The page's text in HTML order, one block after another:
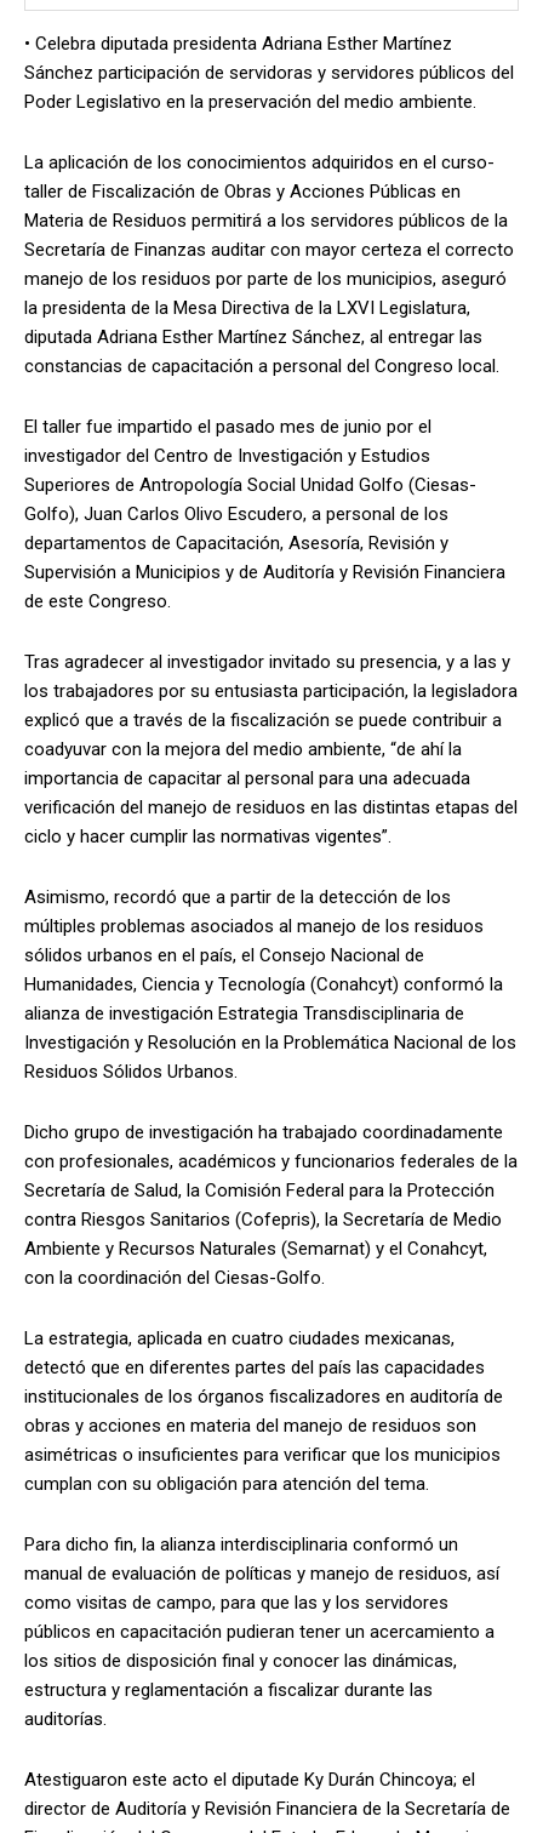
• Celebra diputada presidenta Adriana Esther Martínez
Sánchez participación de servidoras y servidores públicos del
Poder Legislativo en la preservación del medio ambiente.
La aplicación de los conocimientos adquiridos en el curso-
taller de Fiscalización de Obras y Acciones Públicas en
Materia de Residuos permitirá a los servidores públicos de la
Secretaría de Finanzas auditar con mayor certeza el correcto
manejo de los residuos por parte de los municipios, aseguró
la presidenta de la Mesa Directiva de la LXVI Legislatura,
diputada Adriana Esther Martínez Sánchez, al entregar las
constancias de capacitación a personal del Congreso local.
El taller fue impartido el pasado mes de junio por el
investigador del Centro de Investigación y Estudios
Superiores de Antropología Social Unidad Golfo (Ciesas-
Golfo), Juan Carlos Olivo Escudero, a personal de los
departamentos de Capacitación, Asesoría, Revisión y
Supervisión a Municipios y de Auditoría y Revisión Financiera
de este Congreso.
Tras agradecer al investigador invitado su presencia, y a las y
los trabajadores por su entusiasta participación, la legisladora
explicó que a través de la fiscalización se puede contribuir a
coadyuvar con la mejora del medio ambiente, “de ahí la
importancia de capacitar al personal para una adecuada
verificación del manejo de residuos en las distintas etapas del
ciclo y hacer cumplir las normativas vigentes”.
Asimismo, recordó que a partir de la detección de los
múltiples problemas asociados al manejo de los residuos
sólidos urbanos en el país, el Consejo Nacional de
Humanidades, Ciencia y Tecnología (Conahcyt) conformó la
alianza de investigación Estrategia Transdisciplinaria de
Investigación y Resolución en la Problemática Nacional de los
Residuos Sólidos Urbanos.
Dicho grupo de investigación ha trabajado coordinadamente
con profesionales, académicos y funcionarios federales de la
Secretaría de Salud, la Comisión Federal para la Protección
contra Riesgos Sanitarios (Cofepris), la Secretaría de Medio
Ambiente y Recursos Naturales (Semarnat) y el Conahcyt,
con la coordinación del Ciesas-Golfo.
La estrategia, aplicada en cuatro ciudades mexicanas,
detectó que en diferentes partes del país las capacidades
institucionales de los órganos fiscalizadores en auditoría de
obras y acciones en materia del manejo de residuos son
asimétricas o insuficientes para verificar que los municipios
cumplan con su obligación para atención del tema.
Para dicho fin, la alianza interdisciplinaria conformó un
manual de evaluación de políticas y manejo de residuos, así
como visitas de campo, para que las y los servidores
públicos en capacitación pudieran tener un acercamiento a
los sitios de disposición final y conocer las dinámicas,
estructura y reglamentación a fiscalizar durante las
auditorías.
Atestiguaron este acto el diputade Ky Durán Chincoya; el
director de Auditoría y Revisión Financiera de la Secretaría de